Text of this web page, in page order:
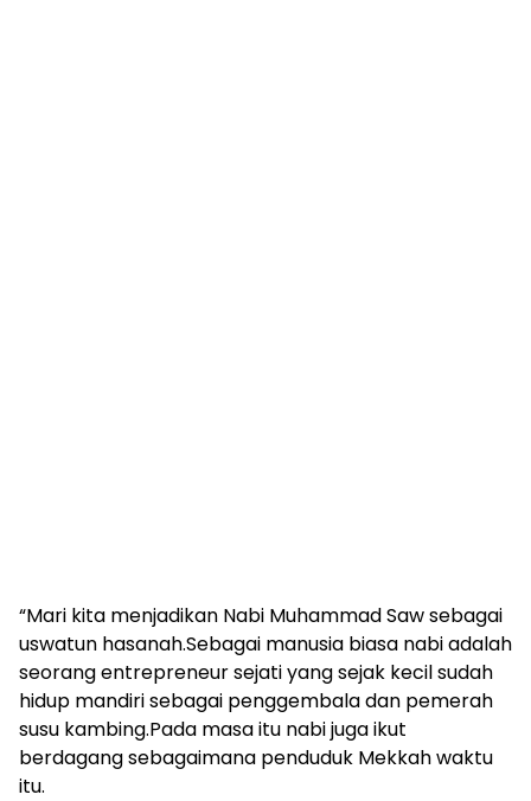
“Mari kita menjadikan Nabi Muhammad Saw sebagai
uswatun hasanah.Sebagai manusia biasa nabi adalah
seorang entrepreneur sejati yang sejak kecil sudah
hidup mandiri sebagai penggembala dan pemerah
susu kambing.Pada masa itu nabi juga ikut
berdagang sebagaimana penduduk Mekkah waktu
itu.